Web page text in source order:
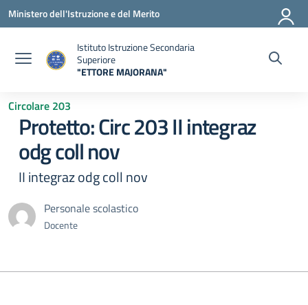
Vai ai contenuti
Vai al menu di navigazione
Vai al footer
Ministero dell'Istruzione e del Merito
Istituto Istruzione Secondaria
Superiore
"ETTORE MAJORANA"
Circolare 203
Protetto: Circ 203 II integraz
odg coll nov
II integraz odg coll nov
Personale scolastico
Docente